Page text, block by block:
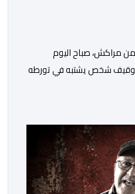
مراكش، صباح اليوم
من توقيف شخص يشتبه في تورطه
بمبلغ مالي غير مستحق
السياحي بدون رخصة،
[…]